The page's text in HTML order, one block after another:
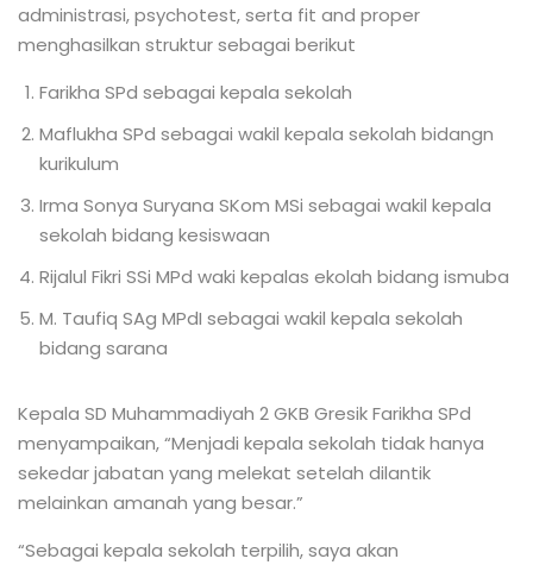
administrasi, psychotest, serta fit and proper
menghasilkan struktur sebagai berikut
Farikha SPd sebagai kepala sekolah
Maflukha SPd sebagai wakil kepala sekolah bidangn
kurikulum
Irma Sonya Suryana SKom MSi sebagai wakil kepala
sekolah bidang kesiswaan
Rijalul Fikri SSi MPd waki kepalas ekolah bidang ismuba
M. Taufiq SAg MPdI sebagai wakil kepala sekolah
bidang sarana
Kepala SD Muhammadiyah 2 GKB Gresik Farikha SPd
menyampaikan, “Menjadi kepala sekolah tidak hanya
sekedar jabatan yang melekat setelah dilantik
melainkan amanah yang besar.”
“Sebagai kepala sekolah terpilih, saya akan